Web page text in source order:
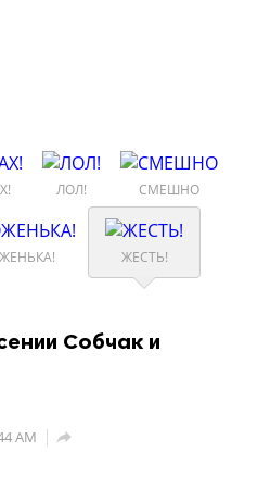
ЛОЛ! СМЕШНО
ЖЕСТЬ!
Собчак и
AM 